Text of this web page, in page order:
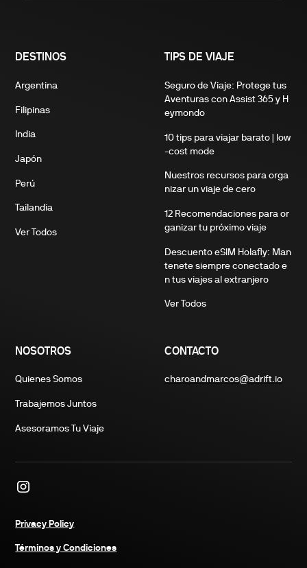
DESTINOS
Argentina
Filipinas
India
Japón
Perú
Tailandia
Ver Todos
TIPS DE VIAJE
Seguro de Viaje: Protege tus
Aventuras con Assist 365 y H
eymondo
10 tips para viajar barato | low
-cost mode
Nuestros recursos para orga
nizar un viaje de cero
12 Recomendaciones para or
ganizar tu próximo viaje
Descuento eSIM Holafly: Man
tenete siempre conectado e
n tus viajes al extranjero
Ver Todos
NOSOTROS
Quienes Somos
Trabajemos Juntos
Asesoramos Tu Viaje
CONTACTO
charoandmarcos@adrift.io
Privacy Policy
Términos y Condiciones